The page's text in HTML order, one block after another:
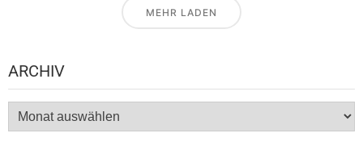
MEHR LADEN
ARCHIV
Archiv